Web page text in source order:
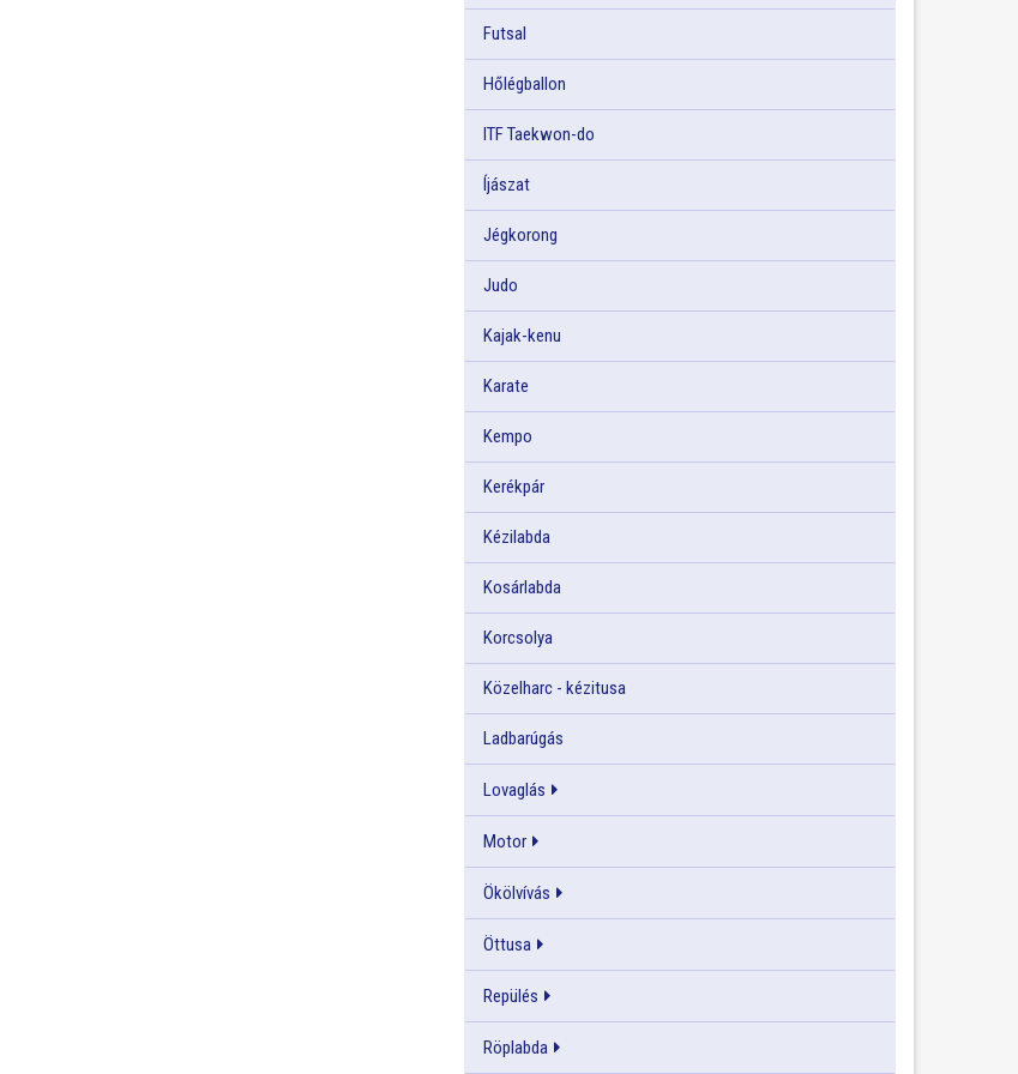
Futsal
Hőlégballon
ITF Taekwon-do
Íjászat
Jégkorong
Judo
Kajak-kenu
Karate
Kempo
Kerékpár
Kézilabda
Kosárlabda
Korcsolya
Közelharc - kézitusa
Ladbarúgás
Lovaglás
Motor
Ökölvívás
Öttusa
Repülés
Röplabda